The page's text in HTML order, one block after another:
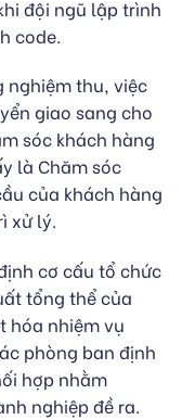
đội ngũ lập trình
code.
nghiệm thu, việc
giao sang cho
sóc khách hàng
là Chăm sóc
của khách hàng
xử lý.
cơ cấu tổ chức
tổng thể của
hóa nhiệm vụ
phòng ban định
hợp nhằm
nghiệp đề ra.